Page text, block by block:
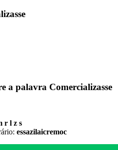
a palavra Comercializasse
r l z s
essazilaicremoc